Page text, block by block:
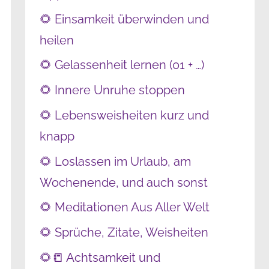
🌻 Einsamkeit überwinden und
heilen
🌻 Gelassenheit lernen (01 + …)
🌻 Innere Unruhe stoppen
🌻 Lebensweisheiten kurz und
knapp
🌻 Loslassen im Urlaub, am
Wochenende, und auch sonst
🌻 Meditationen Aus Aller Welt
🌻 Sprüche, Zitate, Weisheiten
🌻📒 Achtsamkeit und